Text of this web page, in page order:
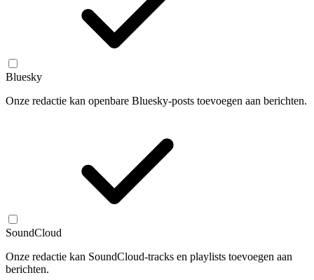
Bluesky
Onze redactie kan openbare Bluesky-posts toevoegen aan berichten.
SoundCloud
Onze redactie kan SoundCloud-tracks en playlists toevoegen aan
berichten.